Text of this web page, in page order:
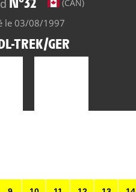
(CAN)
le 03/08/1997
TREK/GER